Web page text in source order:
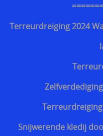
Terreurdreiging 2024
Snijwerende kledij